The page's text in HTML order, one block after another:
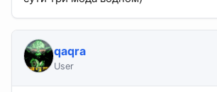
qaqra
User